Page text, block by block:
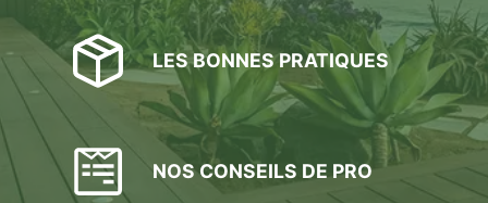
LES BONNES PRATIQUES
NOS CONSEILS DE PRO